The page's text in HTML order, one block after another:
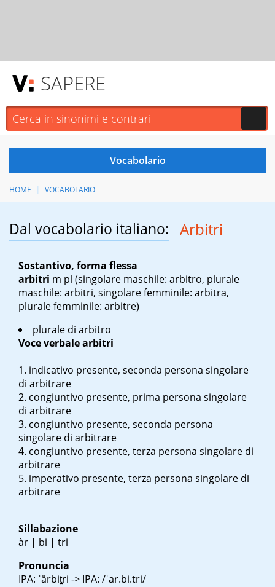
SAPERE
HOME VOCABOLARIO
Dal vocabolario italiano: Arbitri
Sostantivo, forma flessa
arbitri m pl (singolare maschile: arbitro, plurale
maschile: arbitri, singolare femminile: arbitra,
plurale femminile: arbitre)
plurale di arbitro
Voce verbalearbitri
indicativo presente, seconda persona singolare
di arbitrare
congiuntivo presente, prima persona singolare
di arbitrare
congiuntivo presente, seconda persona
singolare di arbitrare
congiuntivo presente, terza persona singolare di
arbitrare
imperativo presente, terza persona singolare di
arbitrare
Sillabazione
àr | bi | tri
Pronuncia
IPA: ˈärbit̪ri -> IPA: /ˈar.bi.tri/